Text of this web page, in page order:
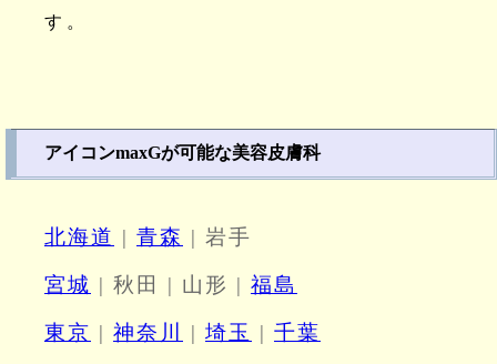
す。
アイコンmaxGが可能な美容皮膚科
北海道 | 青森 | 岩手
宮城 | 秋田 | 山形 | 福島
東京 | 神奈川 | 埼玉 | 千葉